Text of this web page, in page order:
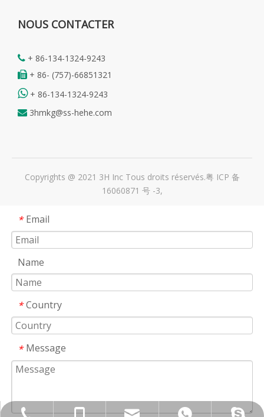
NOUS CONTACTER
 + 86-134-1324-9243
 + 86- (757)-66851321
 + 86-134-1324-9243
 3hmkg@ss-hehe.com
Copyrights @ 2021 3H Inc Tous droits réservés.粤 ICP 备
16060871 号 -3,
* Email
Name
* Country
* Message